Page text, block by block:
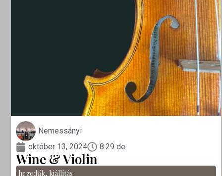
Nemessányi
október 13, 2024
8:29 de.
Wine & Violin
hegedűk, kiállítás